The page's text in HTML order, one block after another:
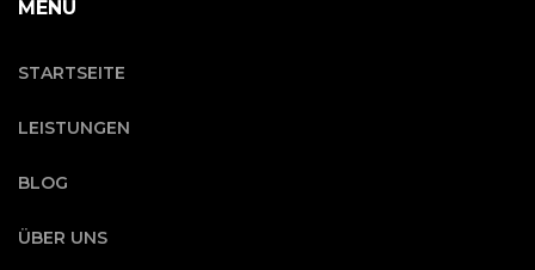
MENU
STARTSEITE
LEISTUNGEN
BLOG
ÜBER UNS